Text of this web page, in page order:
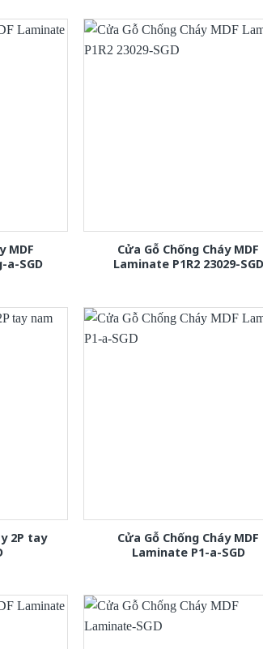
MDF
a-SGD
Cửa Gỗ Chống Cháy MDF
Laminate P1R2 23029-SGD
2P tay
Cửa Gỗ Chống Cháy MDF
Laminate P1-a-SGD